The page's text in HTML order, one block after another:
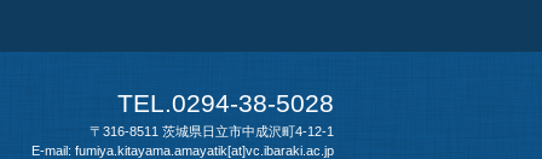
TEL.0294-38-5028
〒316-8511 茨城県日立市中成沢町4-12-1
E-mail: fumiya.kitayama.amayatik[at]vc.ibaraki.ac.jp